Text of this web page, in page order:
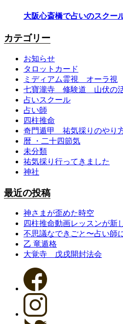
大阪心斎橋で占いのスクー
カテゴリー
お知らせ
タロットカード
ミディアム霊視 オーラ視
七寶瀧寺 修験道 山伏の
占いスクール
占い師
四柱推命
奇門遁甲 祐気採りのやり
暦 ・二十四節気
未分類
祐気採り行ってきました
神社
最近の投稿
神さまが歪めた時空
四柱推命動画レッスンが新
不思議なできごと〜占い師
乙 竜遁格
大覚寺 戊戌開封法会